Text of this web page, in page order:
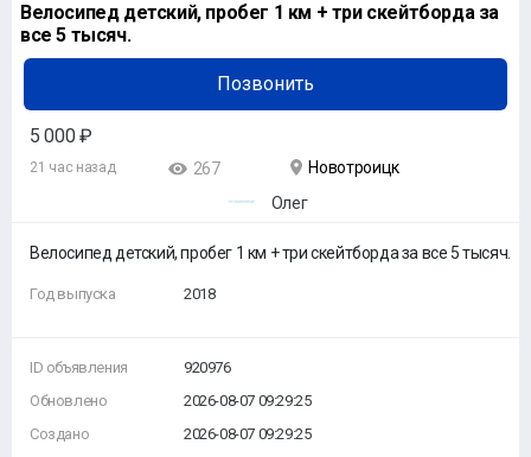
Велосипед детский, пробег 1 км + три скейтборда за
все 5 тысяч.
Позвонить
5 000 ₽
21 час назад 267
Новотроицк
Олег
Велосипед детский, пробег 1 км + три скейтборда за все 5 тысяч.
Год выпуска 2018
ID объявления
Обновлено
Создано
920976
2026-08-07 09:29:25
2026-08-07 09:29:25